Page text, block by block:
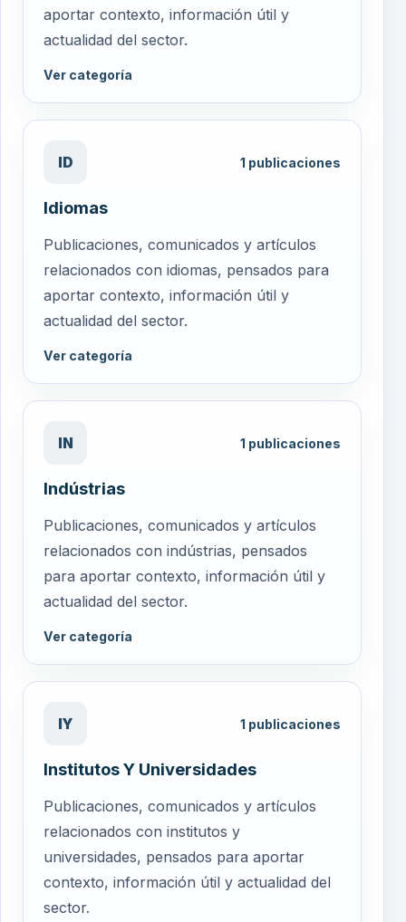
aportar contexto, información útil y
actualidad del sector.
Ver categoría
ID 1 publicaciones
Idiomas
Publicaciones, comunicados y artículos
relacionados con idiomas, pensados para
aportar contexto, información útil y
actualidad del sector.
Ver categoría
IN 1 publicaciones
Indústrias
Publicaciones, comunicados y artículos
relacionados con indústrias, pensados
para aportar contexto, información útil y
actualidad del sector.
Ver categoría
IY 1 publicaciones
Institutos Y Universidades
Publicaciones, comunicados y artículos
relacionados con institutos y
universidades, pensados para aportar
contexto, información útil y actualidad del
sector.